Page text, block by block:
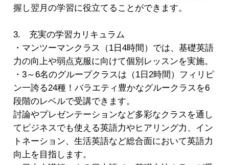
握し翌月の学習に役立てることができます。
3. 充実の学習カリキュラム
・マンツーマンクラス（1日4時間）では、基礎英語
力の向上や弱点克服に向けて個別レッスンを実施。
・3～6名のグループクラスは（1日2時間）フィリピ
ン一誇る24種！バラエティ豊かなグルークラスを6
段階のレベルで受講できます。
討論やプレゼンテーションなど多彩なクラスを通し
てビジネスでも使える英語力やヒアリング力、イン
トネーション、生活英語など総合面において英語力
向上を目指します。